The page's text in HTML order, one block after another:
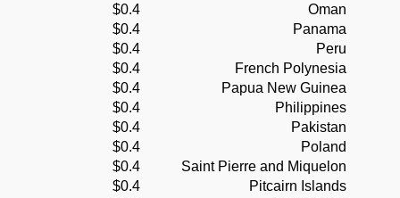
Oman
$0.4
Panama
$0.4
Peru
$0.4
French Polynesia
$0.4
Papua New Guinea
$0.4
Philippines
$0.4
Pakistan
$0.4
Poland
$0.4
Saint Pierre and Miquelon
$0.4
Pitcairn Islands
$0.4